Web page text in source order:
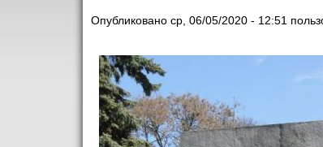
Опубликовано ср, 06/05/2020 - 12:51